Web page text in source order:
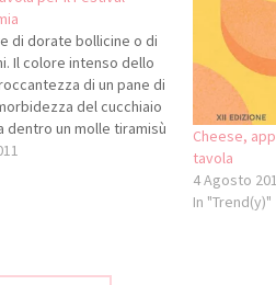
di dorate bollicine o di
Il colore intenso dello
di un pane di
del cucchiaio
dentro un molle tiramisù
la calda certezza del
l’incerta curiosità di
Cheese,
tavola
4 Agosto
In "Trend(y)"